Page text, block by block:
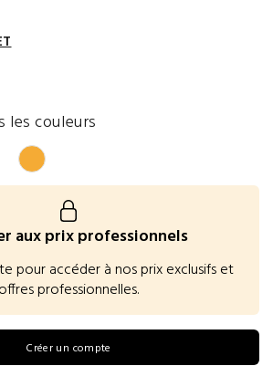
les couleurs
aux prix professionnels
pour accéder à nos prix exclusifs et
offres professionnelles.
Créer un compte